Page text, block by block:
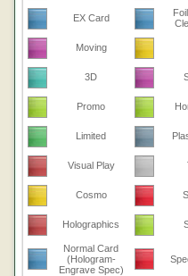
EX Card
Moving
3D
Promo
Limited
Visual Play
Cosmo
Holographics
Normal Card
(Hologram-
Engrave Spec)